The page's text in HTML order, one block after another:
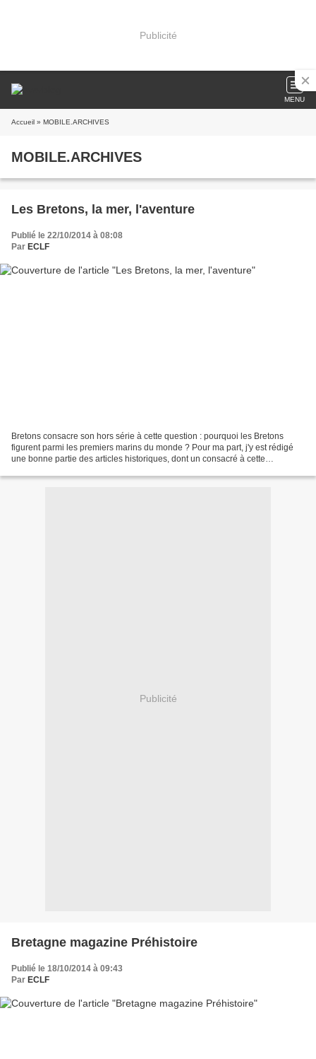
Publicité
MENU
Accueil » MOBILE.ARCHIVES
MOBILE.ARCHIVES
Les Bretons, la mer, l'aventure
Publié le 22/10/2014 à 08:08
Par ECLF
Bretons consacre son hors série à cette question : pourquoi les Bretons
figurent parmi les premiers marins du monde ? Pour ma part, j'y est rédigé
une bonne partie des articles historiques, dont un consacré à cette
Publicité
Bretagne magazine Préhistoire
Publié le 18/10/2014 à 09:43
Par ECLF